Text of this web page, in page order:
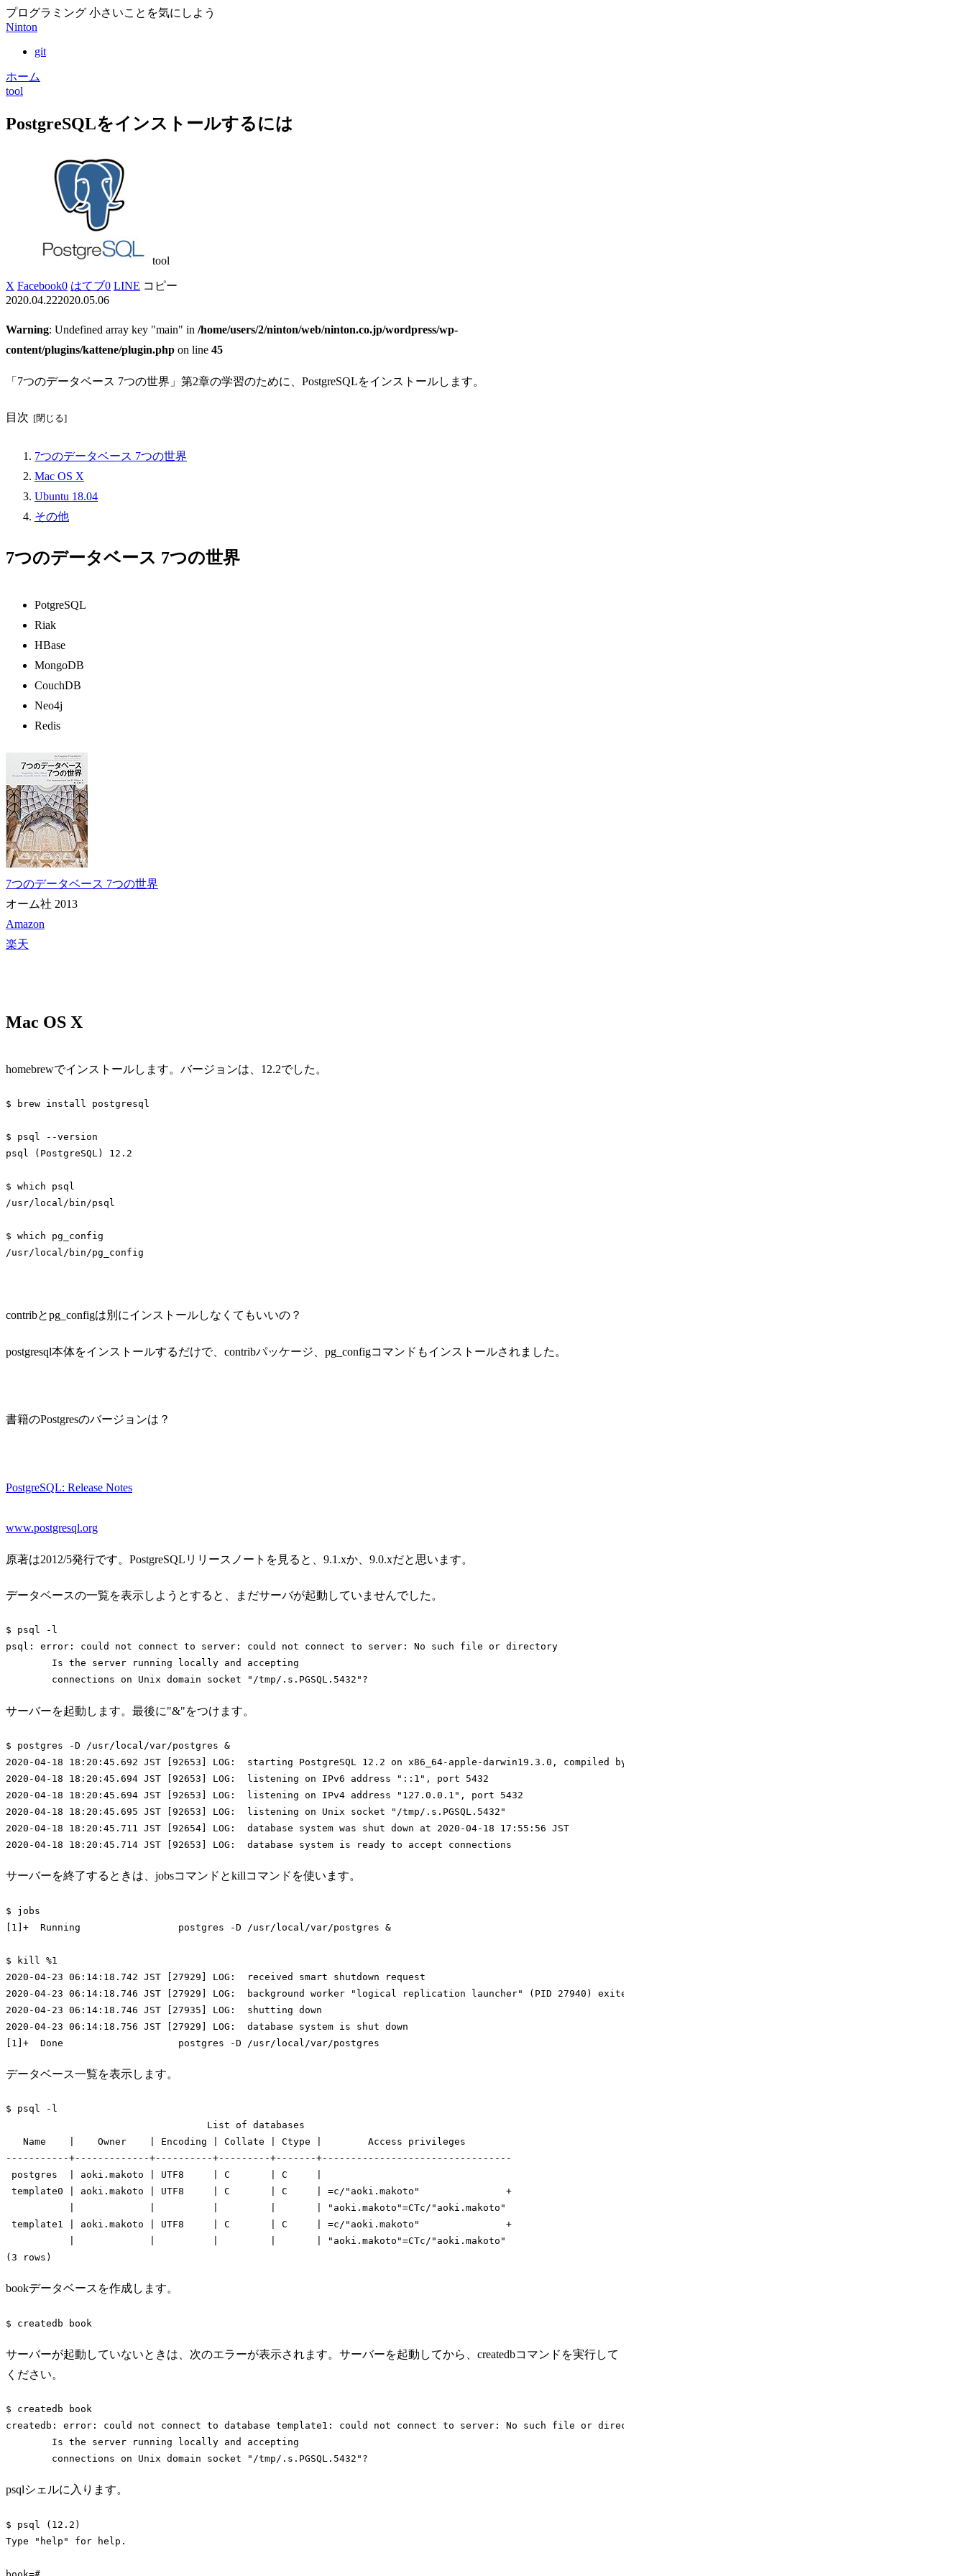
プログラミング 小さいことを気にしよう
Ninton
git
ホーム
tool
PostgreSQLをインストールするには
tool
X Facebook0 はてブ0 LINE コピー
2020.04.222020.05.06
Warning: Undefined array key "main" in /home/users/2/ninton/web/ninton.co.jp/wordpress/wp-
content/plugins/kattene/plugin.php on line 45
「7つのデータベース 7つの世界」第2章の学習のために、PostgreSQLをインストールします。
目次
7つのデータベース 7つの世界
Mac OS X
Ubuntu 18.04
その他
7つのデータベース 7つの世界
PotgreSQL
Riak
HBase
MongoDB
CouchDB
Neo4j
Redis
7つのデータベース 7つの世界
オーム社 2013
Amazon
楽天
Mac OS X
homebrewでインストールします。バージョンは、12.2でした。
$ brew install postgresql
$ psql --version
psql (PostgreSQL) 12.2
$ which psql
/usr/ local/bin/psql
$ which pg_config
/usr/ local/bin/pg_config
contribとpg_configは別にインストールしなくてもいいの？
postgresql本体をインストールするだけで、contribパッケージ、pg_configコマンドもインストールされました。
書籍のPostgresのバージョンは？
PostgreSQL: Release Notes
www.postgresql.org
原著は2012/5発行です。PostgreSQLリリースノートを見ると、9.1.xか、9.0.xだと思います。
データベースの一覧を表示しようとすると、まだサーバが起動していませんでした。
$ psql -l
psql: error: could not connect to server: could not connect to server: No such file or directory
	connections on Unix domain socket
"/tmp/.s.PGSQL.5432"
サーバーを起動します。最後に"&"をつけます。
$ postgres -D /usr/ local /var/postgres &
2020-04-18 18:20:45.692 JST [92653] LOG:  starting PostgreSQL 12.2 on x86_64-apple-darwin19.3.0, compiled by Apple clang version 11.0.0 (clang-1100.0.33.17), 64-bit
2020-04-18 18:20:45.694 JST [92653] LOG:  listening on IPv6 address
"::1" , port 5432
2020-04-18 18:20:45.694 JST [92653] LOG:  listening on IPv4 address
"127.0.0.1" , port 5432
2020-04-18 18:20:45.695 JST [92653] LOG:  listening on Unix socket
"/tmp/.s.PGSQL.5432"
2020-04-18 18:20:45.711 JST [92654] LOG:  database system was shut down at 2020-04-18 17:55:56 JST
サーバーを終了するときは、jobsコマンドとkillコマンドを使います。
$ jobs
[1]+  Running                 postgres -D /usr/local /var/postgres &
$ kill
%1
2020-04-23 06:14:18.742 JST [27929] LOG:  received smart shutdown request
2020-04-23 06:14:18.746 JST [27929] LOG:  background worker
"logical replication launcher" (PID 27940) exited with
2020-04-23 06:14:18.746 JST [27935] LOG:  shutting down
2020-04-23 06:14:18.756 JST [27929] LOG:  database system is shut down
[1]+  Done                    postgres -D /usr/local
データベース一覧を表示します。
$ psql -l
List of databases
   Name    |    Owner    | Encoding | Collate | Ctype |        Access privileges
-----------+-------------+----------+---------+-------+---------------------------------
postgres  | aoki.makoto | UTF8     | C       | C     |
template0 | aoki.makoto | UTF8     | C       | C     | =c/ "aoki.makoto"
               +
"aoki.makoto"=CTc/ "aoki.makoto"
template1 | aoki.makoto | UTF8     | C       | C     | =c/ "aoki.makoto"
               +
"aoki.makoto"=CTc/ "aoki.makoto"
( 3
bookデータベースを作成します。
$ createdb book
サーバーが起動していないときは、次のエラーが表示されます。サーバーを起動してから、createdbコマンドを実行して
ください。
$ createdb book
createdb: error: could not connect to database template1: could not connect to server: No such file or directory
	connections on Unix domain socket
"/tmp/.s.PGSQL.5432"
psqlシェルに入ります。
$ psql (12.2)
Type
"help" for help .